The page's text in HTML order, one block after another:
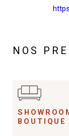
NOS
BOUTIQUE